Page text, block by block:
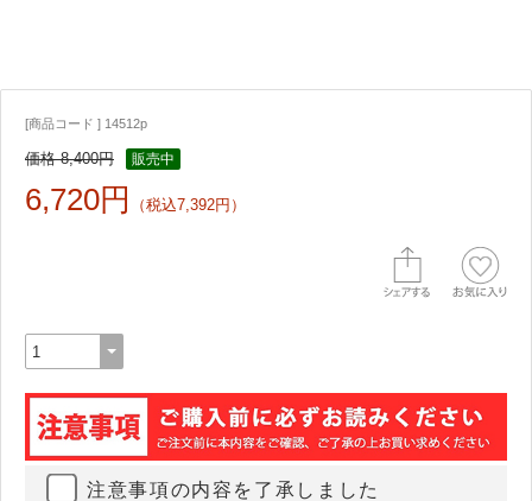
[商品コード ] 14512p
価格 8,400円 販売中
6,720円 （税込7,392円）
注意事項の内容を了承しました